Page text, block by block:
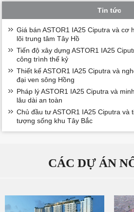
Tin tức
Giá bán ASTOR1 IA25 Ciputra và cơ
lõi trung tâm Tây Hồ
Tiến độ xây dựng ASTOR1 IA25
công trình thế kỷ
Thiết kế ASTOR1 IA25 Ciputra và
đại ven sông Hồng
Pháp lý ASTOR1 IA25 Ciputra và
lâu dài an toàn
Chủ đầu tư ASTOR1 IA25 Ciputra và
tượng sống khu Tây Bắc
CÁC DỰ ÁN